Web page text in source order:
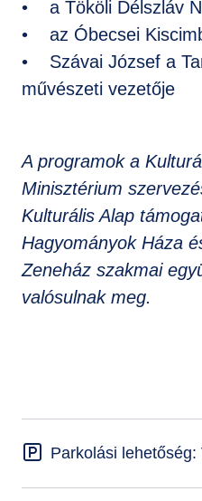
• a Tököli Délszláv
• az Óbecsei
• Szávai József a
művészeti vezetője
A programok a
Minisztérium
Kulturális Alap
Hagyományok Háza
Zeneház szakmai
valósulnak meg.
Parkolási lehetőség: